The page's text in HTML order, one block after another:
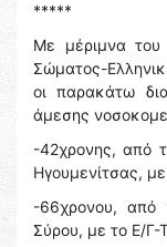
*****
Με μέριμνα του
Σώματος-
οι παρακάτω
άμεσης
-42χρονης, από
Ηγουμενίτσας,
-66χρονου, από
Σύρου, με το Ε/